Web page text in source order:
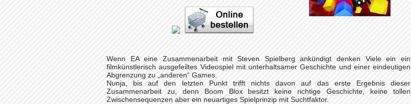
Wenn EA eine Zusammenarbeit mit Steven Spielberg ankündigt denken Viele ein ein
filmkünstlerisch ausgefeiltes Videospiel mit unterhaltsamer Geschichte und einer eindeutigen
Abgrenzung zu „anderen“ Games.
Nunja, bis auf den letzten Punkt trifft nichts davon auf das erste Ergebnis dieser
Zusammenarbeit zu, denn Boom Blox besitzt keine richtige Geschichte, keine tollen
Zwischensequenzen aber ein neuartiges Spielprinzip mit Suchtfaktor.